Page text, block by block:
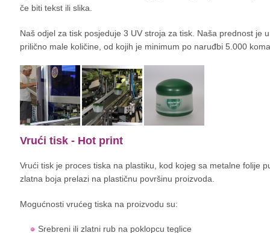
če biti tekst ili slika.
Naš odjel za tisk posjeduje 3 UV stroja za tisk. Naša prednost je
prilično male količine, od kojih je minimum po naruđbi 5.000
Vrući tisk - Hot print
Vrući tisk je proces tiska na plastiku, kod kojeg sa metalne folije
zlatna boja prelazi na plastičnu površinu proizvoda.
Mogućnosti vrućeg tiska na proizvodu su:
Srebreni ili zlatni rub na poklopcu teglice